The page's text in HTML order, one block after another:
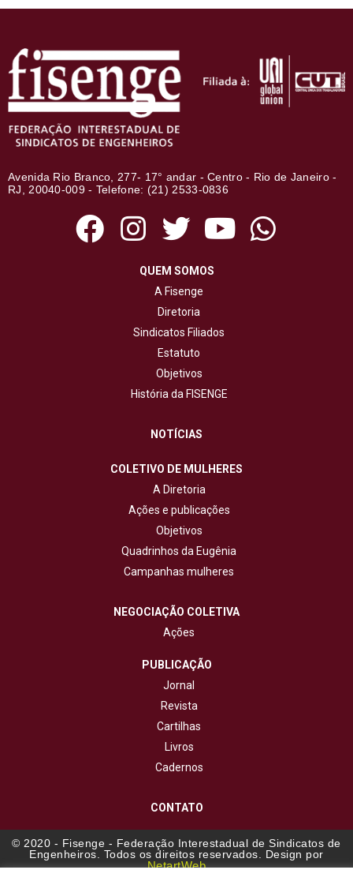
Avenida Rio Branco, 277- 17° andar - Centro - Rio de Janeiro -
RJ, 20040-009 - Telefone: (21) 2533-0836
QUEM SOMOS
A Fisenge
Diretoria
Sindicatos Filiados
Estatuto
Objetivos
História da FISENGE
NOTÍCIAS
COLETIVO DE MULHERES
A Diretoria
Ações e publicações
Objetivos
Quadrinhos da Eugênia
Campanhas mulheres
NEGOCIAÇÃO COLETIVA
Ações
PUBLICAÇÃO
Jornal
Revista
Cartilhas
Livros
Cadernos
CONTATO
© 2020 - Fisenge - Federação Interestadual de Sindicatos de
Engenheiros. Todos os direitos reservados. Design por
NetartWeb